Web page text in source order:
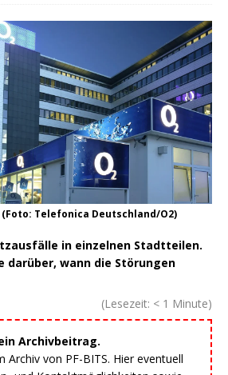
Telefonica Deutschland/O2)
in einzelnen Stadtteilen.
darüber, wann die Störungen
(Lesezeit: < 1 Minute)
Archivbeitrag.
Archiv von PF-BITS. Hier eventuell